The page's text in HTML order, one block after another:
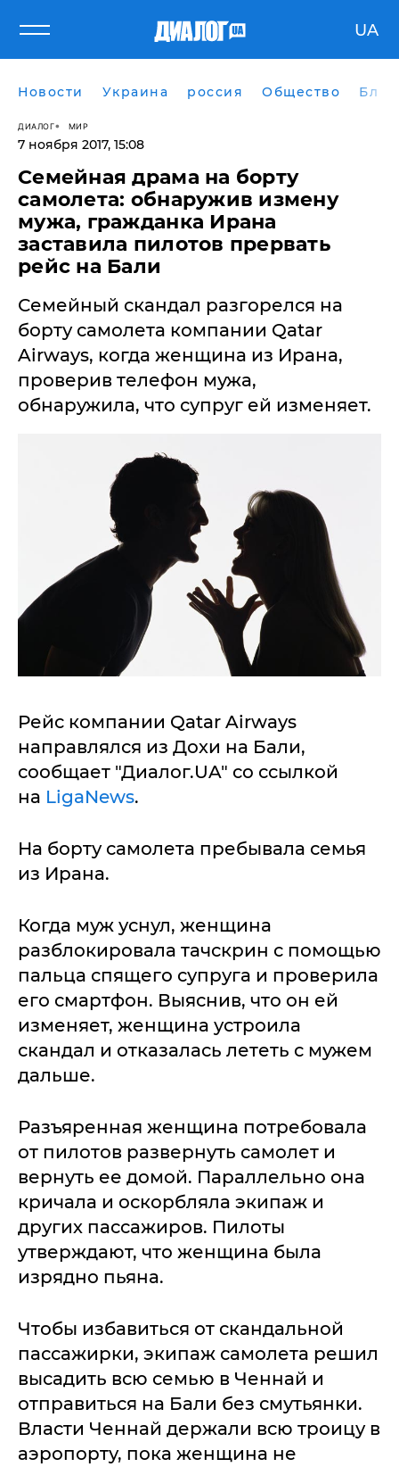
UA
Новости Украина россия Общество
ДИАЛОГ МИР
7 ноября 2017, 15:08
Семейная драма на борту
самолета: обнаружив измену
мужа, гражданка Ирана
заставила пилотов прервать
рейс на Бали
Семейный скандал разгорелся на
борту самолета компании Qatar
Airways, когда женщина из Ирана,
проверив телефон мужа,
обнаружила, что супруг ей изменяет.
Рейс компании Qatar Airways
направлялся из Дохи на Бали,
сообщает "Диалог.UA" со ссылкой
на LigaNews.
На борту самолета пребывала семья
из Ирана.
Когда муж уснул, женщина
разблокировала тачскрин с помощью
пальца спящего супруга и проверила
его смартфон. Выяснив, что он ей
изменяет, женщина устроила
скандал и отказалась лететь с мужем
дальше.
Разъяренная женщина потребовала
от пилотов развернуть самолет и
вернуть ее домой. Параллельно она
кричала и оскорбляла экипаж и
других пассажиров. Пилоты
утверждают, что женщина была
изрядно пьяна.
Чтобы избавиться от скандальной
пассажирки, экипаж самолета решил
высадить всю семью в Ченнай и
отправиться на Бали без смутьянки.
Власти Ченнай держали всю троицу в
аэропорту, пока женщина не